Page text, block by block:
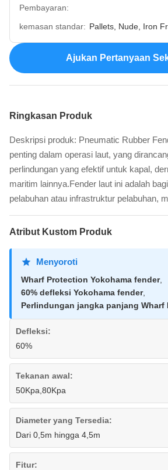
Pembayaran:
kemasan standar: Pallets, Nude, Iron
Ajukan Pertanyaan
Ringkasan Produk
Deskripsi produk: Pneumatic Rubber
penting dalam operasi laut, yang
perlindungan yang efektif untuk kapal,
maritim lainnya.Fender laut ini adalah
pelabuhan atau infrastruktur pelabuhan,
Atribut Kustom Produk
Menyoroti
Wharf Protection Yokohama fender,
60% defleksi Yokohama fender,
Perlindungan jangka panjang Wharf
Defleksi:
60%
Tekanan awal:
50Kpa,80Kpa
Diameter yang Tersedia:
Dari 0,5m hingga 4,5m
Fitur: